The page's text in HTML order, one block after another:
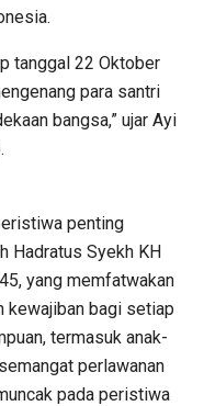
tanggal 22 Oktober
para santri
bangsa,” ujar Ayi
penting
Hadratus Syekh KH
yang memfatwakan
kewajiban bagi setiap
termasuk anak-
perlawanan
pada peristiwa